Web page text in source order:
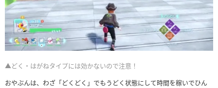
▲どく・はがねタイプには効かないので注意！
おやぶんは、わざ「どくどく」でもうどく状態にして時間を稼いでひん